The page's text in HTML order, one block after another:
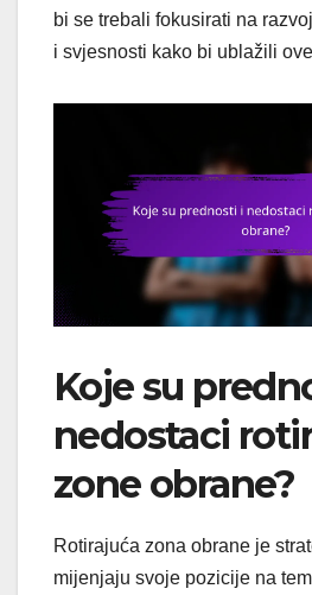
bi se trebali fokusirati na
i svjesnosti kako bi ublažili
Koje su
nedostaci
zone obrane?
Rotirajuća zona obrane je
mijenjaju svoje pozicije na